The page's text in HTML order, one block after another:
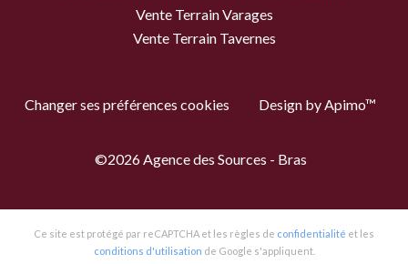
Vente Terrain Varages
Vente Terrain Tavernes
Changer ses préférences cookies Design byApimo™
©2026 Agence des Sources - Bras
Ce site est protégé par reCAPTCHA et les règles de confidentialité et les
conditions d'utilisation de Google s'appliquent.